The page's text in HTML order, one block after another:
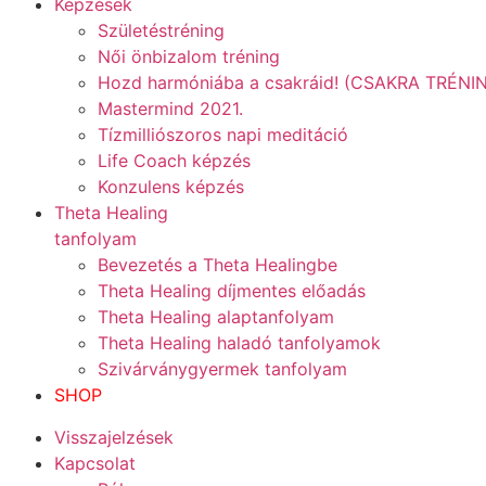
Képzések
Születéstréning
Női önbizalom tréning
Hozd harmóniába a csakráid! (CSAKRA
Mastermind 2021.
Tízmilliószoros napi meditáció
Life Coach képzés
Konzulens képzés
Theta Healing
tanfolyam
Bevezetés a Theta Healingbe
Theta Healing díjmentes előadás
Theta Healing alaptanfolyam
Theta Healing haladó tanfolyamok
Szivárványgyermek tanfolyam
SHOP
Visszajelzések
Kapcsolat